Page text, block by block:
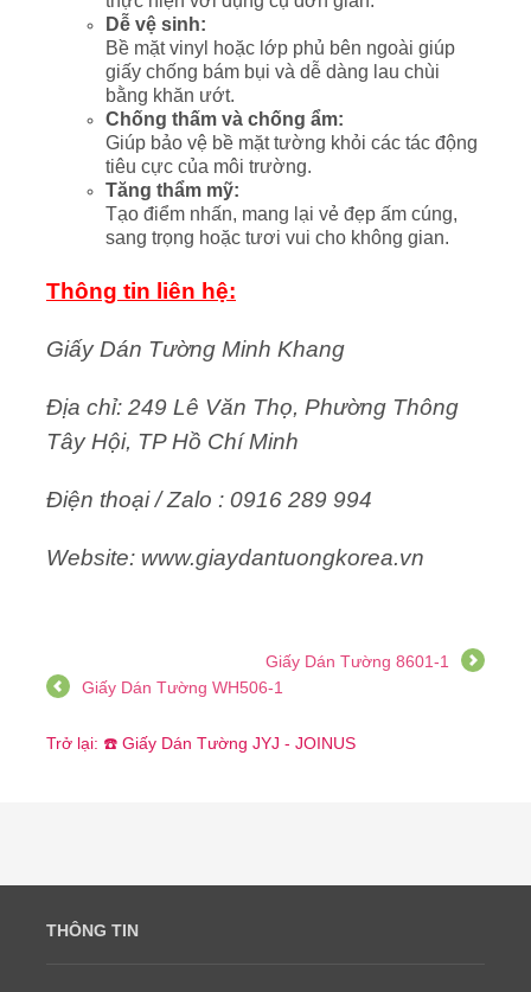
Dễ vệ sinh:
Bề mặt vinyl hoặc lớp phủ bên ngoài giúp
giấy chống bám bụi và dễ dàng lau chùi
bằng khăn ướt.
Chống thấm và chống ẩm:
Giúp bảo vệ bề mặt tường khỏi các tác động
tiêu cực của môi trường.
Tăng thẩm mỹ:
Tạo điểm nhấn, mang lại vẻ đẹp ấm cúng,
sang trọng hoặc tươi vui cho không gian.
Thông tin liên hệ:
Giấy Dán Tường Minh Khang
Địa chỉ: 249 Lê Văn Thọ, Phường Thông
Tây Hội, TP Hồ Chí Minh
Điện thoại / Zalo : 0916 289 994
Website: www.giaydantuongkorea.vn
Giấy Dán Tường 8601-1
Giấy Dán Tường WH506-1
Trở lại: ☎️ Giấy Dán Tường JYJ - JOINUS
THÔNG TIN